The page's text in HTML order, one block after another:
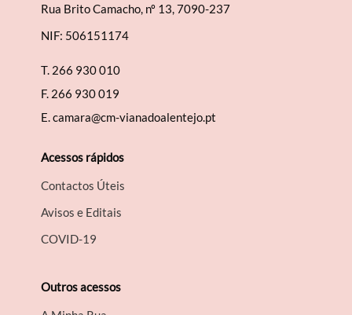
Filtros
Rua Brito Camacho, nº 13, 7090-237
NIF: 506151174
T. 266 930 010
F. 266 930 019
E.camara@cm-vianadoalentejo.pt
Acessos rápidos
Contactos Úteis
Avisos e Editais
COVID-19
Outros acessos